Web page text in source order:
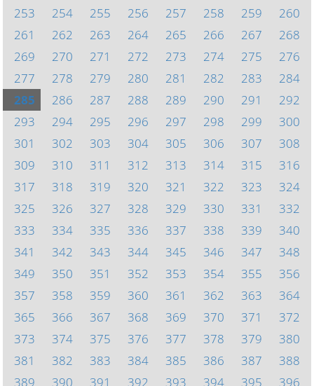
253
254 255 256 257 258 259
260
261
262 263 264 265 266 267
268
269
270 271 272 273 274 275
276
277
278 279 280 281 282 283
284
285
286 287 288 289 290 291
292
293
294 295 296 297 298 299
300
301
302 303 304 305 306 307
308
309
310 311 312 313 314 315
316
317
318 319 320 321 322 323
324
325
326 327 328 329 330 331
332
333
334 335 336 337 338 339
340
341
342 343 344 345 346 347
348
349
350 351 352 353 354 355
356
357
358 359 360 361 362 363
364
365
366 367 368 369 370 371
372
373
374 375 376 377 378 379
380
381
382 383 384 385 386 387
388
389
390 391 392 393 394 395 396